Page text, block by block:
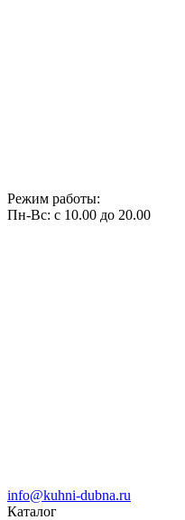
Режим работы:
Пн-Вс: с 10.00 до 20.00
info@kuhni-dubna.ru
Каталог